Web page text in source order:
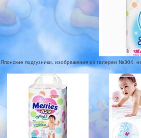
Японские подгузники, изображения из галереи №304,